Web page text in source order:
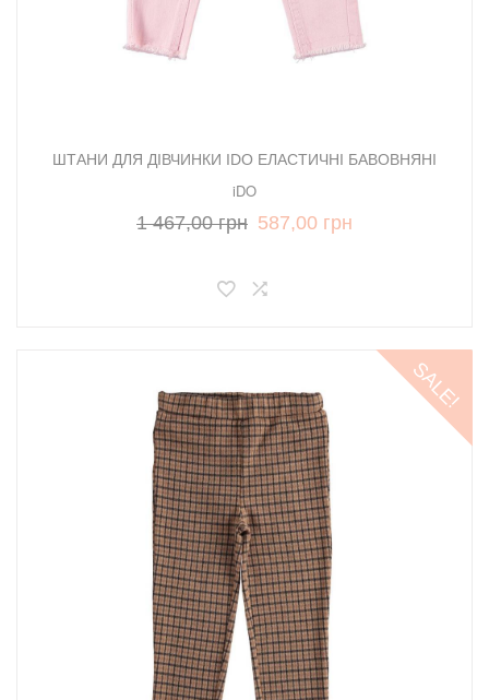
ШТАНИ ДЛЯ ДІВЧИНКИ IDO ЕЛАСТИЧНІ БАВОВНЯНІ
iDO
1 467,00 грн 587,00 грн
SALE!